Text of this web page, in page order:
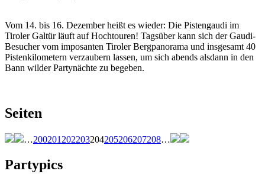
Vom 14. bis 16. Dezember heißt es wieder: Die Pistengaudi im
Tiroler Galtür läuft auf Hochtouren! Tagsüber kann sich der Gaudi-
Besucher vom imposanten Tiroler Bergpanorama und insgesamt 40
Pistenkilometern verzaubern lassen, um sich abends alsdann in den
Bann wilder Partynächte zu begeben.
Seiten
…200201 202203204205206207208…
Partypics